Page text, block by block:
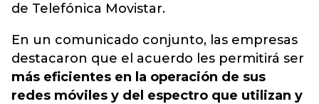
de Telefónica Movistar.
En un comunicado conjunto, las empresas
destacaron que el acuerdo les permitirá ser
más eficientes en la operación de sus
redes móviles y del espectro que utilizan y